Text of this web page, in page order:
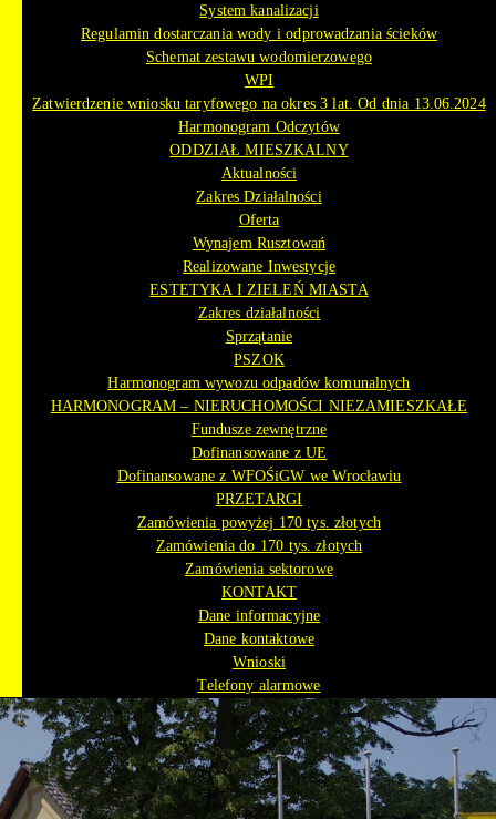
System kanalizacji
Regulamin dostarczania wody i odprowadzania ścieków
Schemat zestawu wodomierzowego
WPI
Zatwierdzenie wniosku taryfowego na okres 3 lat. Od dnia 13.06.2024
Harmonogram Odczytów
ODDZIAŁ MIESZKALNY
Aktualności
Zakres Działalności
Oferta
Wynajem Rusztowań
Realizowane Inwestycje
ESTETYKA I ZIELEŃ MIASTA
Zakres działalności
Sprzątanie
PSZOK
Harmonogram wywozu odpadów komunalnych
HARMONOGRAM – NIERUCHOMOŚCI NIEZAMIESZKAŁE
Fundusze zewnętrzne
Dofinansowane z UE
Dofinansowane z WFOŚiGW we Wrocławiu
PRZETARGI
Zamówienia powyżej 170 tys. złotych
Zamówienia do 170 tys. złotych
Zamówienia sektorowe
KONTAKT
Dane informacyjne
Dane kontaktowe
Wnioski
Telefony alarmowe